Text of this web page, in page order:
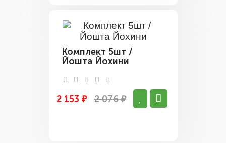
Комплект 5шт /
Йошта Йохини
2 153 ₽ 2 076 ₽